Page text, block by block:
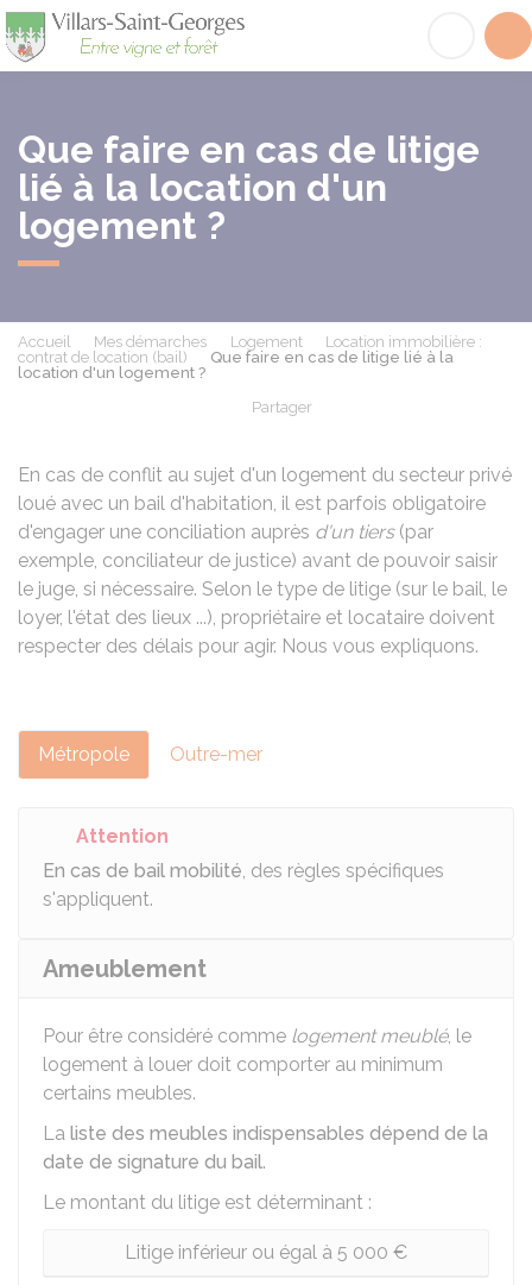
Que faire en cas de litige
lié à la location d'un
logement ?
Accueil Mes démarches Logement
Location immobilière :
contrat de location (bail)
Que faire en cas de litige lié à la
location d'un logement ?
Partager
En cas de conflit au sujet d'un logement du secteur privé
loué avec un bail d'habitation, il est parfois obligatoire
d'engager une conciliation auprès d'un tiers(par
exemple, conciliateur de justice) avant de pouvoir saisir
le juge, si nécessaire. Selon le type de litige (sur le bail, le
loyer, l'état des lieux ...), propriétaire et locataire doivent
respecter des délais pour agir. Nous vous expliquons.
Métropole Outre-mer
Attention
En cas de bail mobilité, des règles spécifiques
s'appliquent.
Ameublement
Pour être considéré comme logement meublé, le
logement à louer doit comporter au minimum
certains meubles.
La liste des meubles indispensables dépend de la
date de signature du bail.
Le montant du litige est déterminant :
Litige inférieur ou égal à 5 000 €